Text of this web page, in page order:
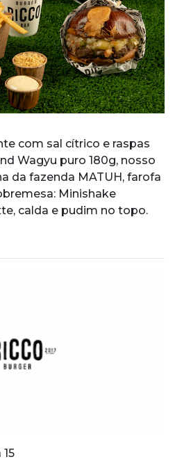
com sal cítrico e raspas
Wagyu puro 180g, nosso
da fazenda MATUH, farofa
Minishake
calda e pudim no topo.